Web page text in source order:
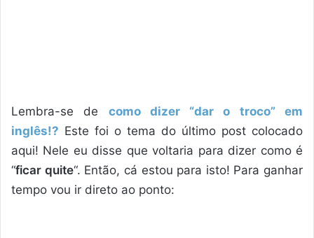
Lembra-se de como dizer “dar o troco” em
inglês!? Este foi o tema do último post colocado
aqui! Nele eu disse que voltaria para dizer como é
“ficar quite“. Então, cá estou para isto! Para ganhar
tempo vou ir direto ao ponto: